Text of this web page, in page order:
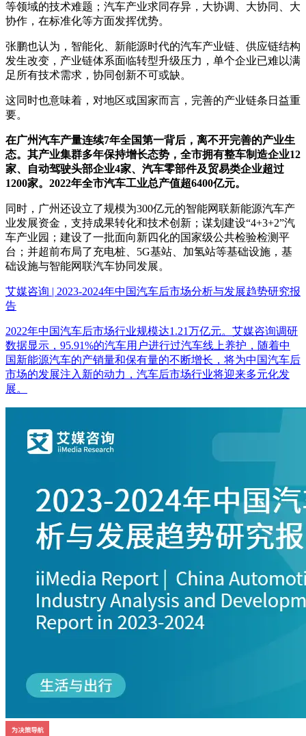
等领域的技术难题；汽车产业求同存异，大协调、大协同、大
协作，在标准化等方面发挥优势。
张鹏也认为，智能化、新能源时代的汽车产业链、供应链结构
发生改变，产业链体系面临转型升级压力，单个企业已难以满
足所有技术需求，协同创新不可或缺。
这同时也意味着，对地区或国家而言，完善的产业链条日益重
要。
在广州汽车产量连续7年全国第一背后，离不开完善的产业生
态。其产业集群多年保持增长态势，全市拥有整车制造企业12
家、自动驾驶头部企业4家、汽车零部件及贸易类企业超过
1200家。2022年全市汽车工业总产值超6400亿元。
同时，广州还设立了规模为300亿元的智能网联新能源汽车产
业发展资金，支持成果转化和技术创新；谋划建设“4+3+2”汽
车产业园；建设了一批面向新四化的国家级公共检验检测平
台；并超前布局了充电桩、5G基站、加氢站等基础设施，基
础设施与智能网联汽车协同发展。
艾媒咨询 | 2023-2024年中国汽车后市场分析与发展趋势研究报
告
2022年中国汽车后市场行业规模达1.21万亿元。艾媒咨询调研
数据显示，95.91%的汽车用户进行过汽车线上养护，随着中
国新能源汽车的产销量和保有量的不断增长，将为中国汽车后
市场的发展注入新的动力，汽车后市场行业将迎来多元化发
展。